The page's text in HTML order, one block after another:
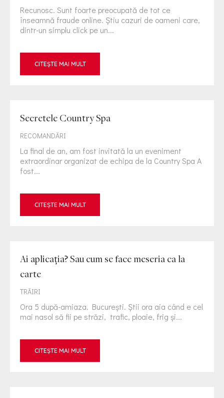
Recunosc. Sunt foarte preocupată de tot ce
înseamnă fraude online. Știu cazuri de oameni care,
dintr-un simplu click pe un...
CITEȘTE MAI MULT
Secretele Country Spa
RECOMANDĂRI
La final de an, am fost invitată la un eveniment
extraordinar organizat de echipa de la Country Spa A
fost...
CITEȘTE MAI MULT
Ai aplicația? Sau cum se face meseria ca la
carte
TRĂIRI
Ora 5 după-amiaza. București. Știi ora aia când e cel
mai nasol să fii pe străzi, trafic, ploaie, frig și...
CITEȘTE MAI MULT